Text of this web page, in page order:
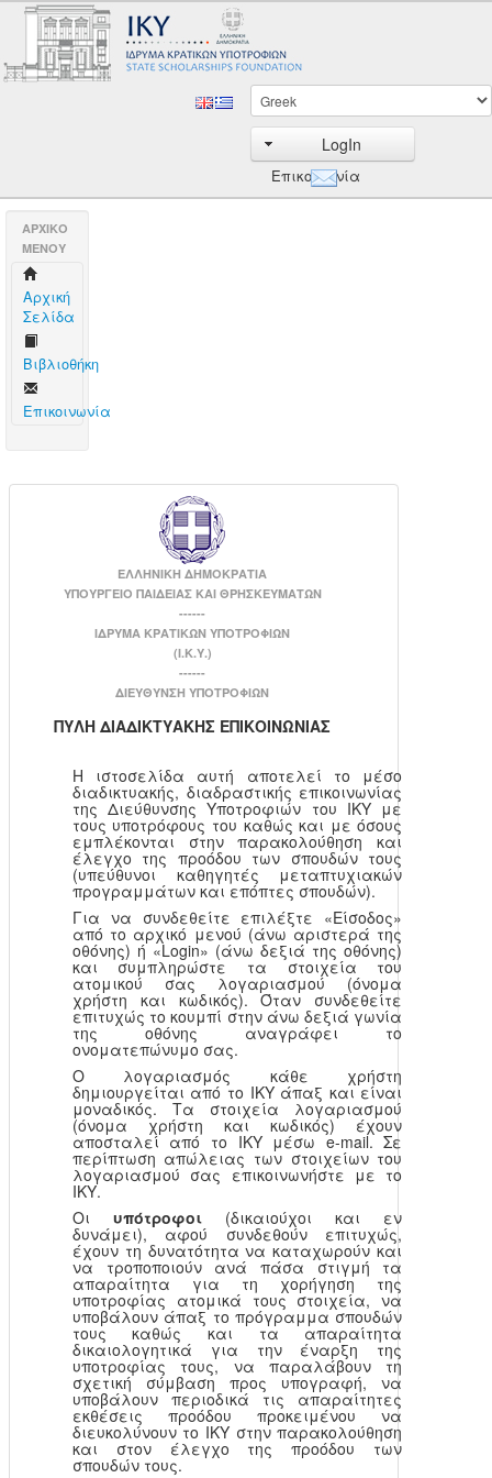
LogIn
Επικοινωνία
AΡΧΙΚΟ
ΜΕΝΟΥ
Aρχική
Σελίδα
Βιβλιοθήκη
Επικοινωνία
ΕΛΛΗΝΙΚΗ ΔΗΜΟΚΡΑΤΙΑ
ΥΠΟΥΡΓΕΙΟ ΠΑΙΔΕΙΑΣ ΚΑΙ ΘΡΗΣΚΕΥΜΑΤΩΝ
------
ΙΔΡΥΜΑ ΚΡΑΤΙΚΩΝ ΥΠΟΤΡΟΦΙΩΝ
(Ι.Κ.Υ.)
------
ΔΙΕΥΘΥΝΣΗ ΥΠΟΤΡΟΦΙΩΝ
ΠΥΛΗ ΔΙΑΔΙΚΤΥΑΚΗΣ ΕΠΙΚΟΙΝΩΝΙΑΣ
Η ιστοσελίδα αυτή αποτελεί το μέσο
διαδικτυακής, διαδραστικής επικοινωνίας
της Διεύθυνσης Υποτροφιών του ΙΚΥ με
τους υποτρόφους του καθώς και με όσους
εμπλέκονται στην παρακολούθηση και
έλεγχο της προόδου των σπουδών τους
(υπεύθυνοι καθηγητές μεταπτυχιακών
προγραμμάτων και επόπτες σπουδών).
Για να συνδεθείτε επιλέξτε «Είσοδος»
από το αρχικό μενού (άνω αριστερά της
οθόνης) ή «Login» (άνω δεξιά της οθόνης)
και συμπληρώστε τα στοιχεία του
ατομικού σας λογαριασμού (όνομα
χρήστη και κωδικός). Όταν συνδεθείτε
επιτυχώς το κουμπί στην άνω δεξιά γωνία
της οθόνης αναγράφει το
ονοματεπώνυμο σας.
Ο λογαριασμός κάθε χρήστη
δημιουργείται από το ΙΚΥ άπαξ και είναι
μοναδικός. Τα στοιχεία λογαριασμού
(όνομα χρήστη και κωδικός) έχουν
αποσταλεί από το ΙΚΥ μέσω e-mail. Σε
περίπτωση απώλειας των στοιχείων του
λογαριασμού σας επικοινωνήστε με το
ΙΚΥ.
Οι υπότροφοι(δικαιούχοι και εν
δυνάμει), αφού συνδεθούν επιτυχώς,
έχουν τη δυνατότητα να καταχωρούν και
να τροποποιούν ανά πάσα στιγμή τα
απαραίτητα για τη χορήγηση της
υποτροφίας ατομικά τους στοιχεία, να
υποβάλουν άπαξ το πρόγραμμα σπουδών
τους καθώς και τα απαραίτητα
δικαιολογητικά για την έναρξη της
υποτροφίας τους, να παραλάβουν τη
σχετική σύμβαση προς υπογραφή, να
υποβάλουν περιοδικά τις απαραίτητες
εκθέσεις προόδου προκειμένου να
διευκολύνουν το ΙΚΥ στην παρακολούθηση
και στον έλεγχο της προόδου των
σπουδών τους.